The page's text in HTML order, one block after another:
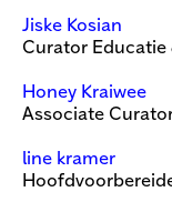
Jiske Kosian
Curator Educatie
Honey Kraiwee
Associate
line kramer